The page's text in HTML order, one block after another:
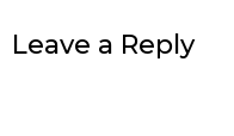
Leave a Reply